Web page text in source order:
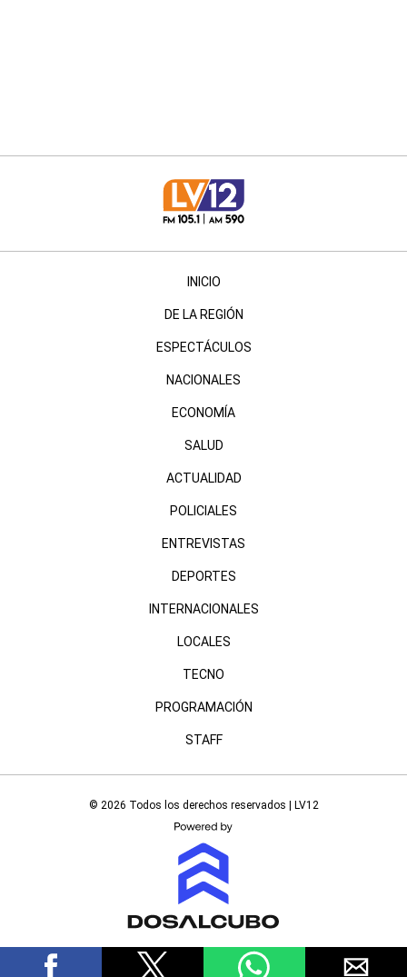
INICIO
DE LA REGIÓN
ESPECTÁCULOS
NACIONALES
ECONOMÍA
SALUD
ACTUALIDAD
POLICIALES
ENTREVISTAS
DEPORTES
INTERNACIONALES
LOCALES
TECNO
PROGRAMACIÓN
STAFF
© 2026 Todos los derechos reservados | LV12